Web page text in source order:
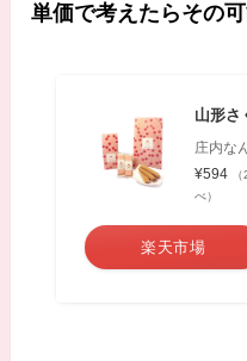
単価で考えたらその
山形
庄内な
¥594
べ）
楽天市場